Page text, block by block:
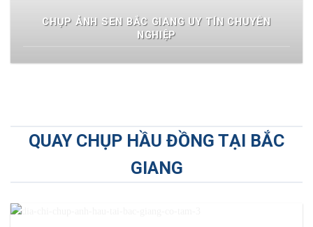
CHỤP ẢNH SEN BẮC GIANG UY TÍN CHUYÊN
NGHIỆP
QUAY CHỤP HẦU ĐỒNG TẠI BẮC
GIANG